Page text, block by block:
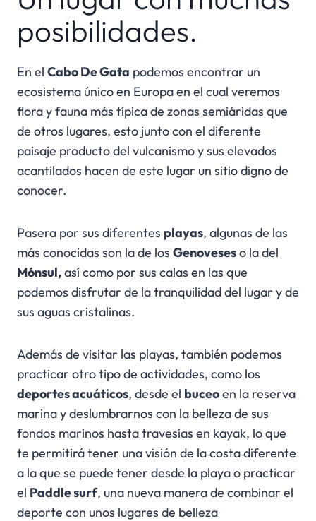
posibilidades.
En el Cabo De Gata podemos encontrar un
ecosistema único en Europa en el cual veremos
flora y fauna más típica de zonas semiáridas que
de otros lugares, esto junto con el diferente
paisaje producto del vulcanismo y sus elevados
acantilados hacen de este lugar un sitio digno de
conocer.
Pasera por sus diferentes playas, algunas de las
más conocidas son la de los Genoveseso la del
Mónsul,así como por sus calas en las que
podemos disfrutar de la tranquilidad del lugar y de
sus aguas cristalinas.
Además de visitar las playas, también podemos
practicar otro tipo de actividades, como los
deportes acuáticos, desde el buceoen la reserva
marina y deslumbrarnos con la belleza de sus
fondos marinos hasta travesías en kayak, lo que
te permitirá tener una visión de la costa diferente
a la que se puede tener desde la playa o practicar
el Paddle surf, una nueva manera de combinar el
deporte con unos lugares de belleza